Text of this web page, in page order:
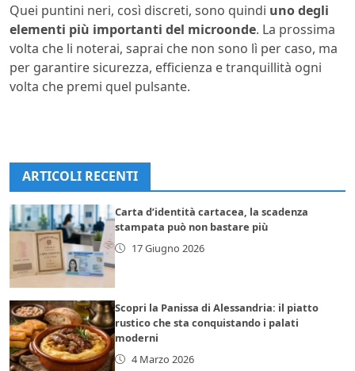
Quei puntini neri, così discreti, sono quindi uno degli
elementi più importanti del microonde. La prossima
volta che li noterai, saprai che non sono lì per caso, ma
per garantire sicurezza, efficienza e tranquillità ogni
volta che premi quel pulsante.
ARTICOLI RECENTI
Carta d’identità cartacea, la scadenza
stampata può non bastare più
17 Giugno 2026
Scopri la Panissa di Alessandria: il piatto
rustico che sta conquistando i palati
moderni
4 Marzo 2026